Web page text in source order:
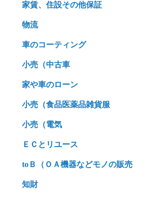
家賃、住設その他保証
物流
車のコーティング
小売（中古車
家や車のローン
小売（食品医薬品雑貨服
小売（電気
ＥＣとリユース
toＢ（ＯＡ機器などモノの販売
知財